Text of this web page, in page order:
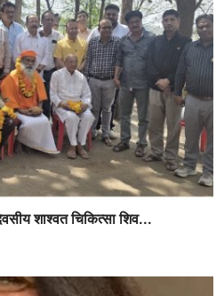
शाश्वत चिकित्सा शिव...